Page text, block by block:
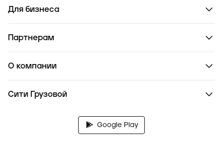
Для бизнеса
Партнерам
О компании
Сити Грузовой
Google Play